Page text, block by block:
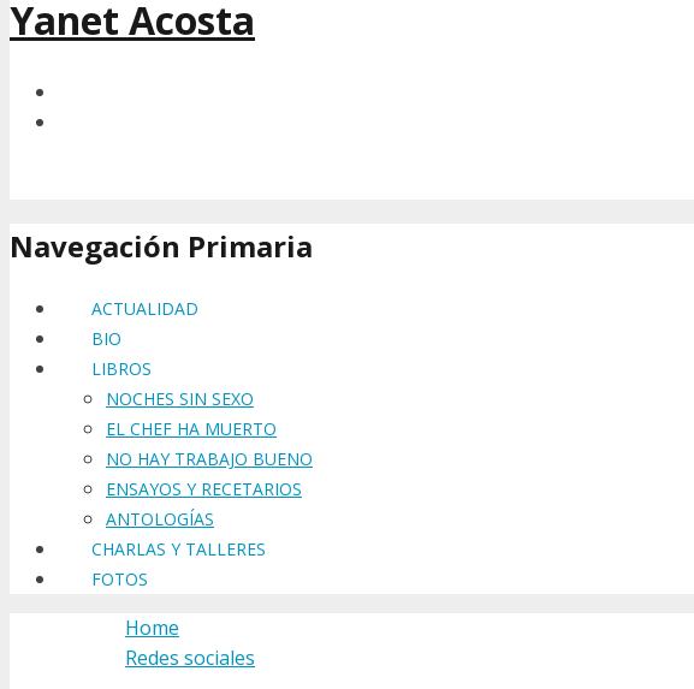
Yanet Acosta
Navegación Primaria
ACTUALIDAD
BIO
LIBROS
NOCHES SIN SEXO
EL CHEF HA MUERTO
NO HAY TRABAJO BUENO
ENSAYOS Y RECETARIOS
ANTOLOGÍAS
CHARLAS Y TALLERES
FOTOS
Home
Redes sociales